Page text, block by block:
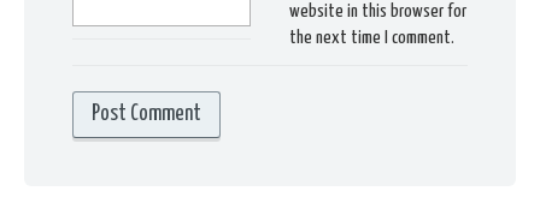
website in this browser for
the next time I comment.